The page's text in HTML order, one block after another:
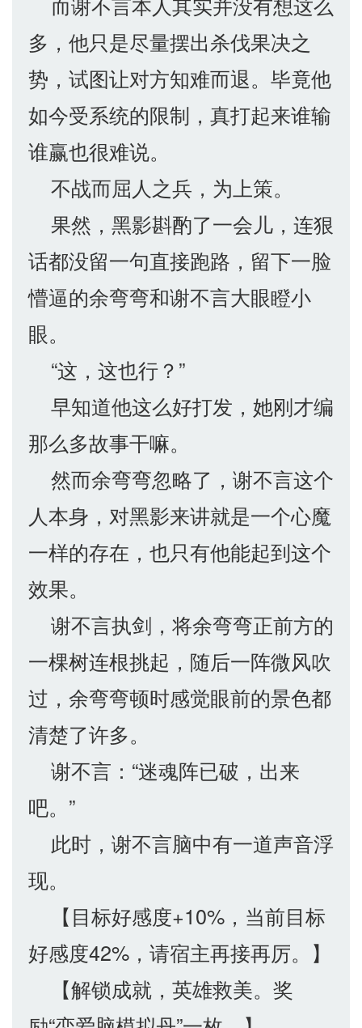
多，他只是尽量摆出杀伐果决之
势，试图让对方知难而退。毕竟他
如今受系统的限制，真打起来谁输
谁赢也很难说。
不战而屈人之兵，为上策。
果然，黑影斟酌了一会儿，连狠
话都没留一句直接跑路，留下一脸
懵逼的余弯弯和谢不言大眼瞪小
眼。
“这，这也行？”
早知道他这么好打发，她刚才编
那么多故事干嘛。
然而余弯弯忽略了，谢不言这个
人本身，对黑影来讲就是一个心魔
一样的存在，也只有他能起到这个
效果。
谢不言执剑，将余弯弯正前方的
一棵树连根挑起，随后一阵微风吹
过，余弯弯顿时感觉眼前的景色都
清楚了许多。
谢不言：“迷魂阵已破，出来
吧。”
此时，谢不言脑中有一道声音浮
现。
【目标好感度+10%，当前目标
好感度42%，请宿主再接再厉。】
【解锁成就，英雄救美。奖